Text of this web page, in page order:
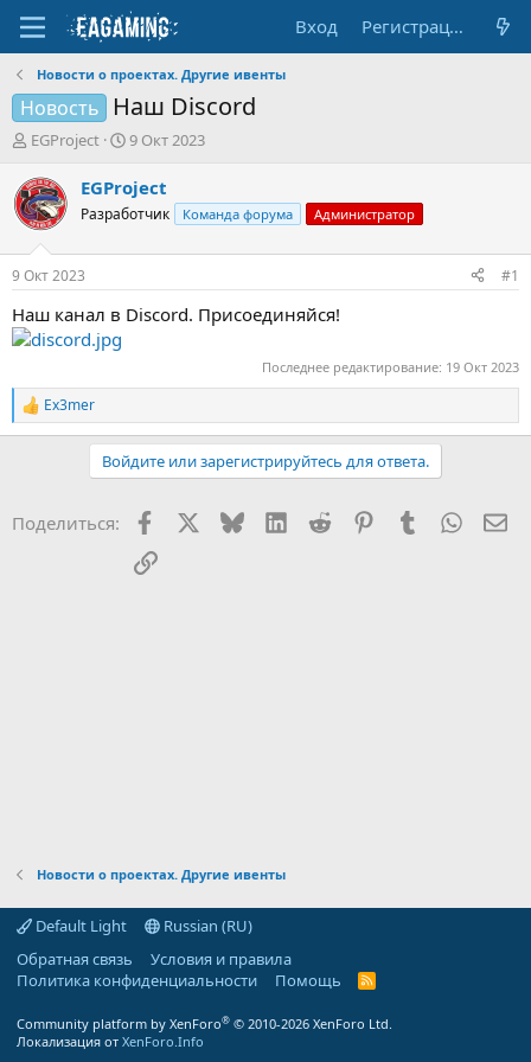
Вход Регистрация
Новости о проектах. Другие ивенты
Новость Наш Discord
А
т
о
р
т
е
м
ы
EGProject
Д
т
а
н
а
л
9 Окт 2023
EGProject
Разработчик Команда форума Администратор
9 Окт 2023 #1
Наш канал в Discord. Присоединяйся!
Последнее редактирование: 19 Окт 2023
Р
е
и
Ex3mer
Войдите или зарегистрируйтесь для ответа.
Поделиться: FacebookX (Twitter)
BlueskyLinkedIn
Reddit PinterestTumblr
Ссылка
Новости о проектах. Другие ивенты
Default Light
Russian (RU)
Обратная связь
Условия и правила
Политика конфиденциальности
Помощь
R
Community platform by XenForo® © 2010-2026 XenForo Ltd.
Локализация от XenForo.Info